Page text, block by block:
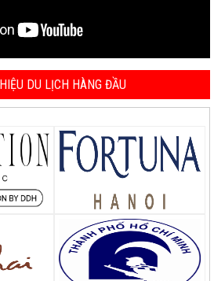
DU LỊCH HÀNG ĐẦU